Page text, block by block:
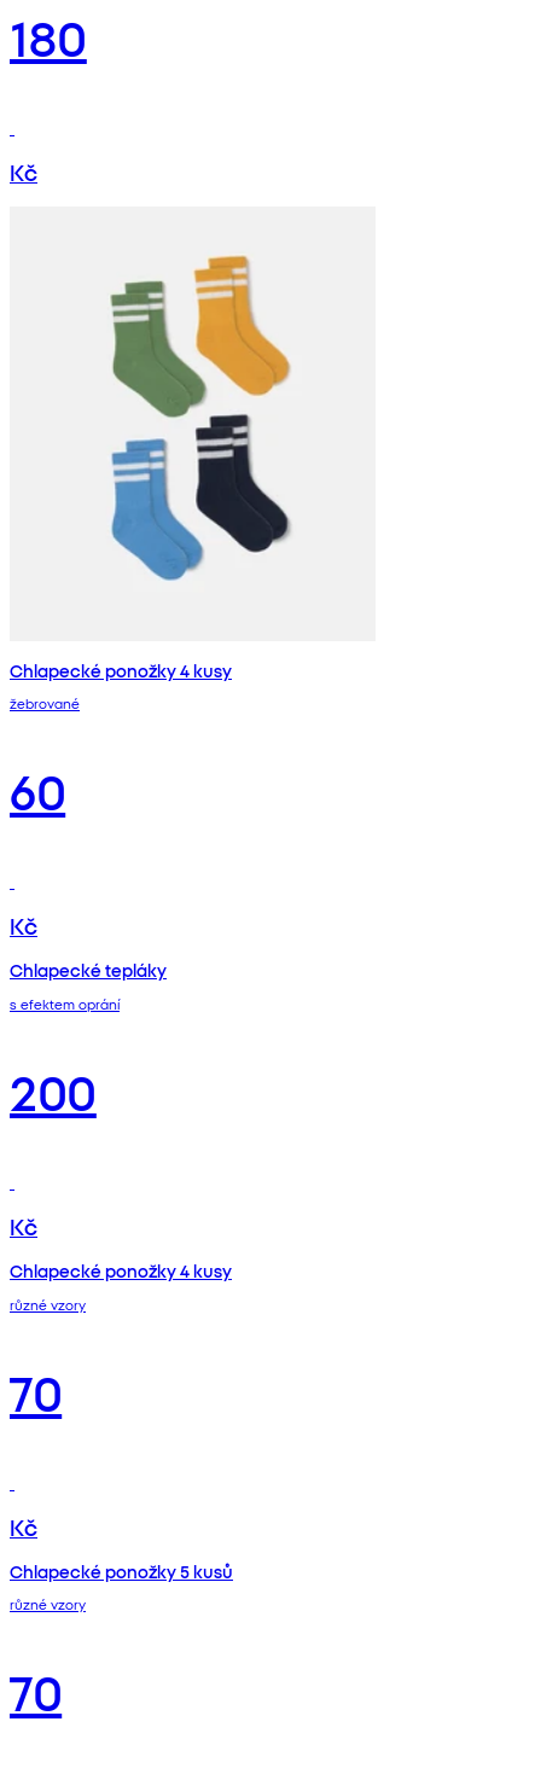
180
Kč
Chlapecké ponožky 4 kusy
žebrované
60
Kč
Chlapecké tepláky
s efektem oprání
200
Kč
Chlapecké ponožky 4 kusy
různé vzory
70
Kč
Chlapecké ponožky 5 kusů
různé vzory
70